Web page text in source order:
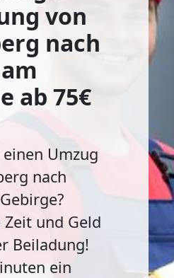
von
nach
ab 75€
einen Umzug
nach
Zeit und Geld
Beiladung!
ein